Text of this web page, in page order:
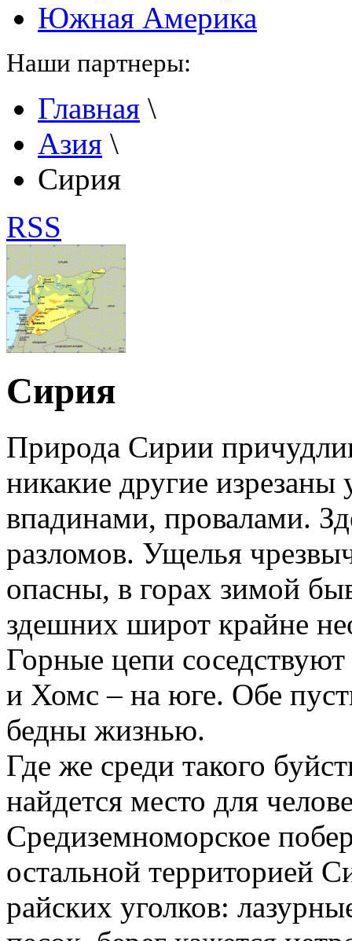
Южная Америка
Наши партнеры:
Главная \
Азия \
Сирия
RSS
Сирия
Природа Сирии
никакие другие
впадинами, провалами.
разломов. Ущелья
опасны, в горах зимой
здешних широт крайне
Горные цепи
и Хомс – на юге. Обе
бедны жизнью.
Где же среди такого
найдется место для
Средиземноморское
остальной территорией
райских уголков: